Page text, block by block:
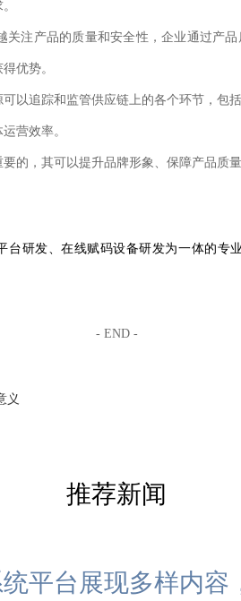
关注产品的质量和安全性，企业通过产
优势。
以追踪和监管供应链上的各个环节，包
营效率。
的，其可以提升品牌形象、保障产品质
研发、在线赋码设备研发为一体的专
- END -
义
推荐新闻
平台展现多样内容